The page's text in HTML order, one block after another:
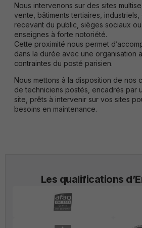
Nous intervenons sur des sites
vente, bâtiments tertiaires, industriels,
recevant du public, sièges sociaux
enseignes à forte notoriété.
Cette proximité nous permet
dans la durée avec une organisation
contraintes du posté parisien.
Nous mettons à la disposition de nos
de techniciens postés, encadrés par
site, prêts à intervenir sur vos sites
besoins en maintenance.
Les qualifications